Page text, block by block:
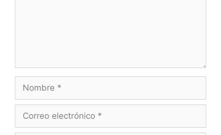
electrónico